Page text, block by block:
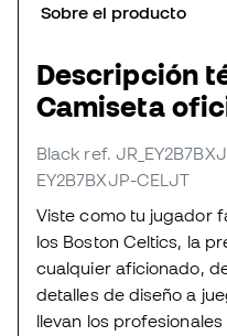
Sobre el producto
Descripción
Camiseta
Black ref.
EY2B7BXJP-CELJT
Viste como tu jugador
los Boston Celtics, la
cualquier aficionado,
detalles de diseño a
llevan los